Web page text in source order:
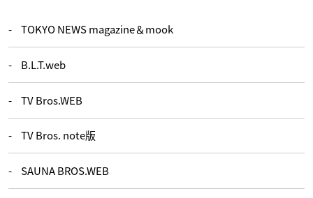
TOKYO NEWS magazine＆mook
B.L.T.web
TV Bros.WEB
TV Bros. note版
SAUNA BROS.WEB